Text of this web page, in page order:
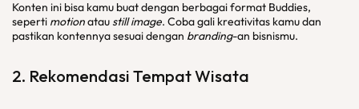
Konten ini bisa kamu buat dengan berbagai format Buddies,
seperti motionatau still image. Coba gali kreativitas kamu dan
pastikan kontennya sesuai dengan branding-an bisnismu.
2. Rekomendasi Tempat Wisata